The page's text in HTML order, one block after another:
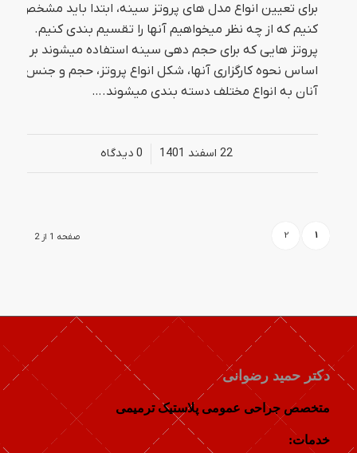
برای تعیین انواع مدل های پروتز سینه، ابتدا باید مشخص
کنیم که از چه نظر میخواهیم آنها را تقسیم بندی کنیم.
پروتز هایی که برای حجم دهی سینه استفاده میشوند بر
اساس نحوه کارگزاری آنها، شکل انواع پروتز، حجم و جنس
آنان به انواع مختلف دسته بندی میشوند.…
22 اسفند 1401 / 0 دیدگاه‌
صفحه 1 از 2 1
2
دکتر حمید رضوانی
متخصص جراحی عمومی پلاستیک ترمیمی
خدمات: